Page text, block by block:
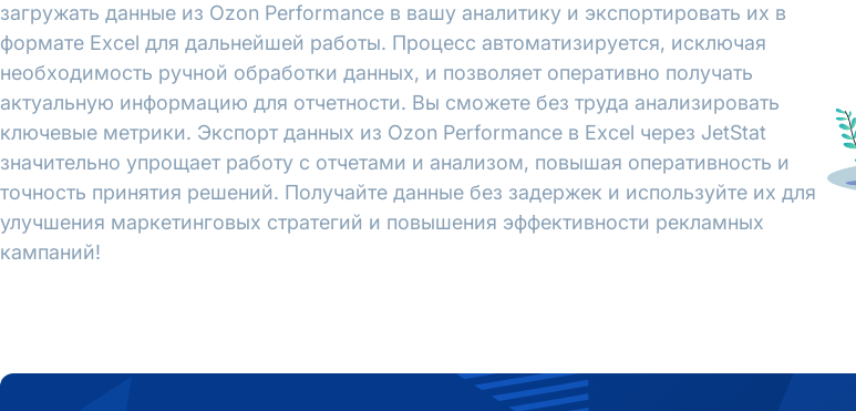
загружать данные из Ozon Performance в вашу аналитику и экспортировать их в
формате Excel для дальнейшей работы. Процесс автоматизируется, исключая
необходимость ручной обработки данных, и позволяет оперативно получать
актуальную информацию для отчетности. Вы сможете без труда анализировать
ключевые метрики. Экспорт данных из Ozon Performance в Excel через JetStat
значительно упрощает работу с отчетами и анализом, повышая оперативность и
точность принятия решений. Получайте данные без задержек и используйте их для
улучшения маркетинговых стратегий и повышения эффективности рекламных
кампаний!